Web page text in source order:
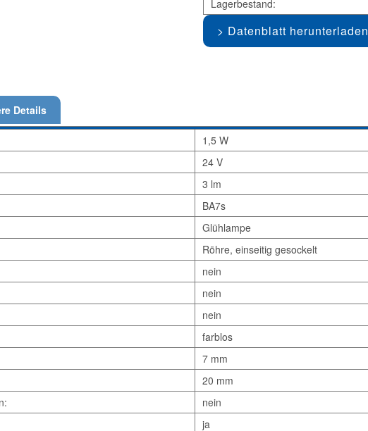
Lagerbestand:
Datenblatt herunterladen
Details
1,5 W
24 V
3 lm
BA7s
Glühlampe
Röhre, einseitig gesockelt
nein
nein
nein
farblos
7 mm
20 mm
nein
ja